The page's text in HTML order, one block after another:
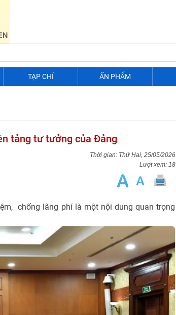
TẠP CHÍ ẤN PHẨM
tảng tư tưởng của Đảng
Thứ Hai, 25/05/2026
Lượt xem: 18
chống lãng phí là một nội dung quan trọng